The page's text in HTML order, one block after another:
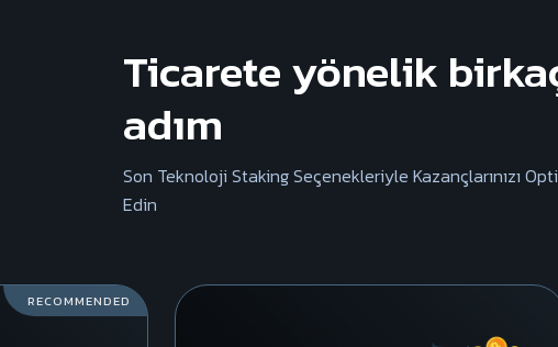
Ticarete yönelik
adım
Son Teknoloji Staking Seçenekleriyle Kazançlarınızı
Edin
RECOMMENDED